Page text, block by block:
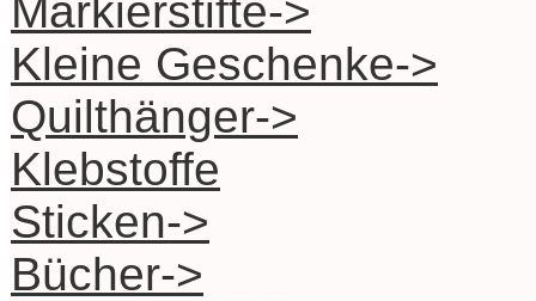
Markierstifte->
Kleine Geschenke->
Quilthänger->
Klebstoffe
Sticken->
Bücher->